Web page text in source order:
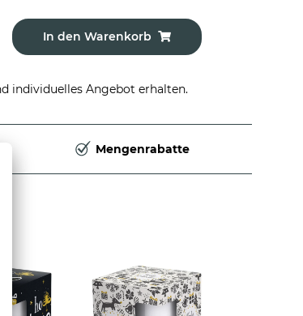
In den Warenkorb
individuelles Angebot erhalten.
Mengenrabatte